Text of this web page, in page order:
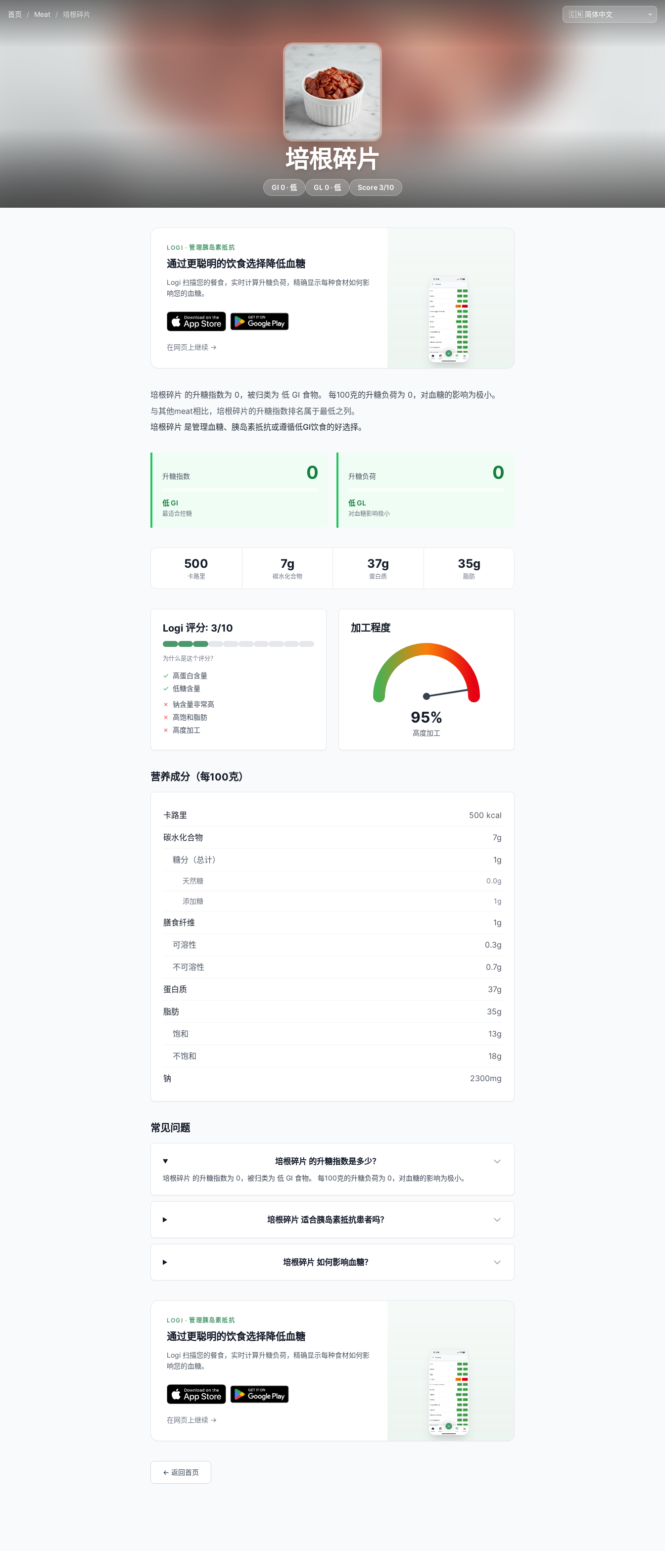
首页 / Meat / 培根碎片
培根碎片
GI 0 · 低 GL 0 · 低 Score 3/10
LOGI · 管理胰岛素抵抗
通过更聪明的饮食选择降低血糖
Logi 扫描您的餐食，实时计算升糖负荷，精确显示每种食材如何影
响您的血糖。
在网页上继续 →
培根碎片 的升糖指数为 0，被归类为 低 GI 食物。 每100克的升糖负荷为 0，对血糖的影响为极小。
与其他meat相比，培根碎片的升糖指数排名属于最低之列。
培根碎片 是管理血糖、胰岛素抵抗或遵循低GI饮食的好选择。
升糖指数 0
低 GI
最适合控糖
升糖负荷 0
低 GL
对血糖影响极小
500
卡路里
7g
碳水化合物
37g
蛋白质
35g
脂肪
Logi 评分: 3/10
为什么是这个评分？
✓ 高蛋白含量
✓ 低糖含量
✗ 钠含量非常高
✗ 高饱和脂肪
✗ 高度加工
加工程度
95%
高度加工
营养成分（每100克）
卡路里 500 kcal
碳水化合物 7g
糖分（总计） 1g
天然糖 0.0g
添加糖 1g
膳食纤维 1g
可溶性 0.3g
不可溶性 0.7g
蛋白质 37g
脂肪 35g
饱和 13g
不饱和 18g
钠 2300mg
常见问题
培根碎片 的升糖指数是多少？
培根碎片 的升糖指数为 0，被归类为 低 GI 食物。 每100克的升糖负荷为 0，对血糖的影响为极小。
培根碎片 适合胰岛素抵抗患者吗？
培根碎片 如何影响血糖？
LOGI · 管理胰岛素抵抗
通过更聪明的饮食选择降低血糖
Logi 扫描您的餐食，实时计算升糖负荷，精确显示每种食材如何影
响您的血糖。
在网页上继续 →
← 返回首页